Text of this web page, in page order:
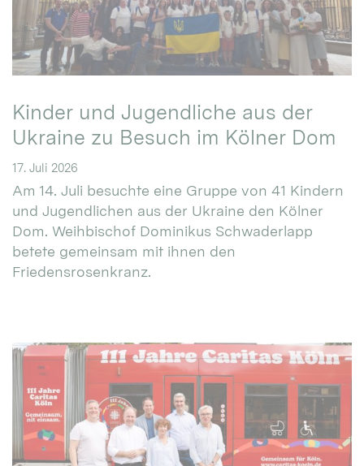
Kinder und Jugendliche aus der
Ukraine zu Besuch im Kölner Dom
17. Juli 2026
Am 14. Juli besuchte eine Gruppe von 41 Kindern
und Jugendlichen aus der Ukraine den Kölner
Dom. Weihbischof Dominikus Schwaderlapp
betete gemeinsam mit ihnen den
Friedensrosenkranz.